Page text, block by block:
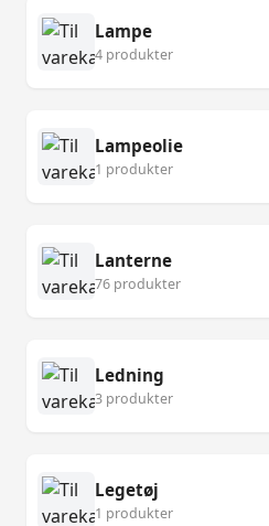
Lampe
4 produkter
Lampeolie
1 produkter
Lanterne
76 produkter
Ledning
3 produkter
Legetøj
1 produkter